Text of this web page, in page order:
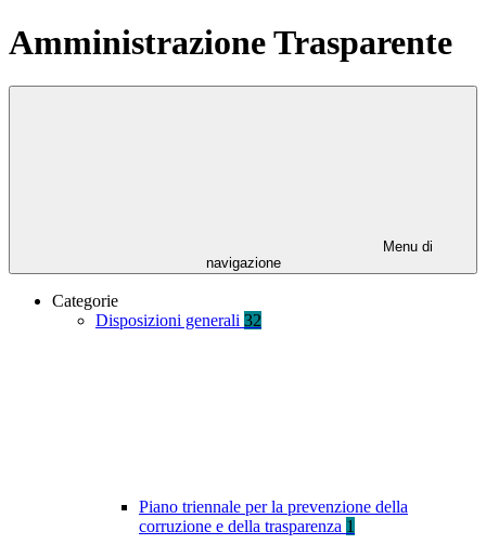
Amministrazione Trasparente
Menu di
navigazione
Categorie
Disposizioni generali 32
Piano triennale per la prevenzione della
corruzione e della trasparenza 1